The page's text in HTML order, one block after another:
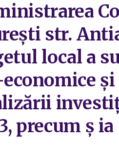
str.
local a
și
precum ș ia